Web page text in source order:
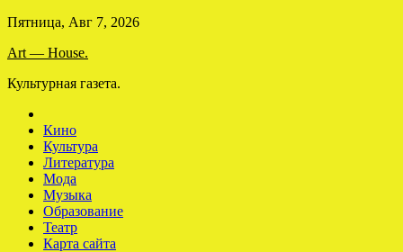
Skip
content
Пятница, Авг 7, 2026
Art — House.
Культурная газета.
Кино
Культура
Литература
Мода
Музыка
Образование
Театр
Карта сайта